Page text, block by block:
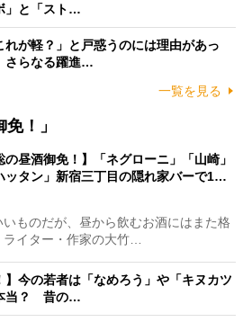
」と「スト…
が軽？」と戸惑うのには理由があっ
さらなる躍進…
一覧を見る
！」
の昼酒御免！】「ネグローニ」「山崎」
ッタン」新宿三丁目の隠れ家バーで1…
ものだが、昼から飲むお酒にはまた格
イター・作家の大竹…
】今の若者は「なめろう」や「キヌカツ
当？ 昔の…